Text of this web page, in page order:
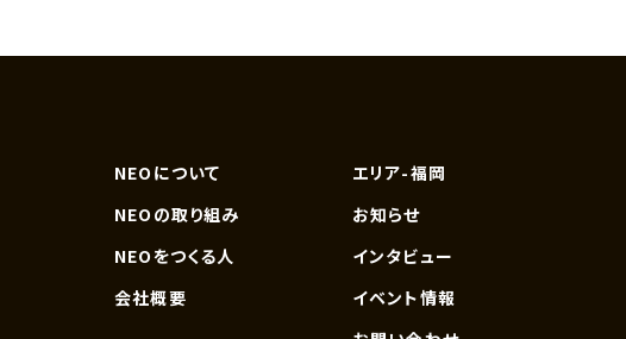
NEOについて
NEOの取り組み
NEOをつくる人
会社概要
エリア-福岡
お知らせ
インタビュー
イベント情報